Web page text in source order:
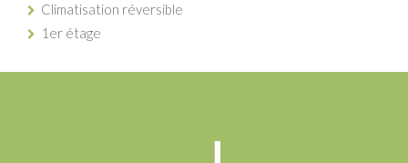
Climatisation réversible
1er étage